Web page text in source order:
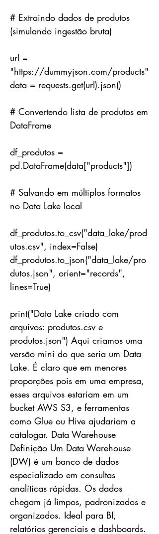
# Extraindo dados de produtos
(simulando ingestão bruta)
url =
"https://dummyjson.com/products"
data = requests.get(url).json()
# Convertendo lista de produtos em
DataFrame
df_produtos =
pd.DataFrame(data["products"])
# Salvando em múltiplos formatos
no Data Lake local
df_produtos.to_csv("data_lake/prod
utos.csv", index=False)
df_produtos.to_json("data_lake/pro
dutos.json", orient="records",
lines=True)
print("Data Lake criado com
arquivos: produtos.csv e
produtos.json") Aqui criamos uma
versão mini do que seria um Data
Lake. É claro que em menores
proporções pois em uma empresa,
esses arquivos estariam em um
bucket AWS S3, e ferramentas
como Glue ou Hive ajudariam a
catalogar. Data Warehouse
Definição Um Data Warehouse
(DW) é um banco de dados
especializado em consultas
analíticas rápidas. Os dados
chegam já limpos, padronizados e
organizados. Ideal para BI,
relatórios gerenciais e dashboards.